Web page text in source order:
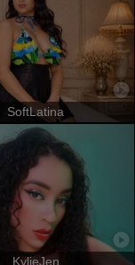
SoftLatina
KylieJen